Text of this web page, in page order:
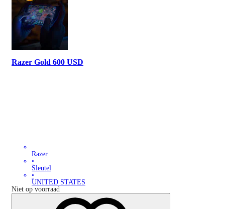
Razer Gold 600 USD
Razer
•
Sleutel
•
UNITED STATES
Niet op voorraad